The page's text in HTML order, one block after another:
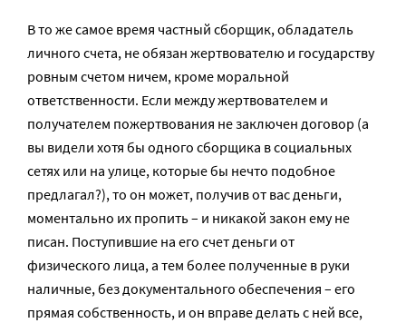
В то же самое время частный сборщик, обладатель
личного счета, не обязан жертвователю и государству
ровным счетом ничем, кроме моральной
ответственности. Если между жертвователем и
получателем пожертвования не заключен договор (а
вы видели хотя бы одного сборщика в социальных
сетях или на улице, которые бы нечто подобное
предлагал?), то он может, получив от вас деньги,
моментально их пропить – и никакой закон ему не
писан. Поступившие на его счет деньги от
физического лица, а тем более полученные в руки
наличные, без документального обеспечения – его
прямая собственность, и он вправе делать с ней все,